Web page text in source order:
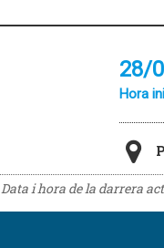
28/
Hora
Data i hora de la darrera